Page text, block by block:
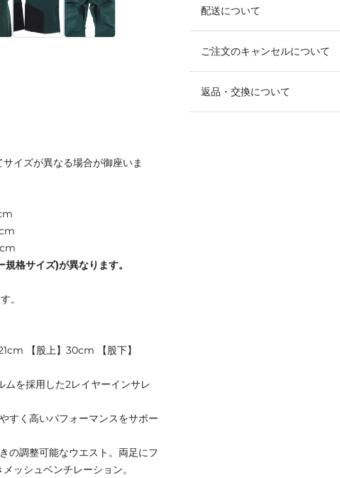
配送について
ご注文のキャンセルについて
返品・交換について
イズが異なる場合が御座いま
格サイズ)が異なります。
。
【股上】30cm 【股下】
を採用した2レイヤーインサレ
すく高いパフォーマンスをサポー
の調整可能なウエスト。両足にフ
ッシュベンチレーション。